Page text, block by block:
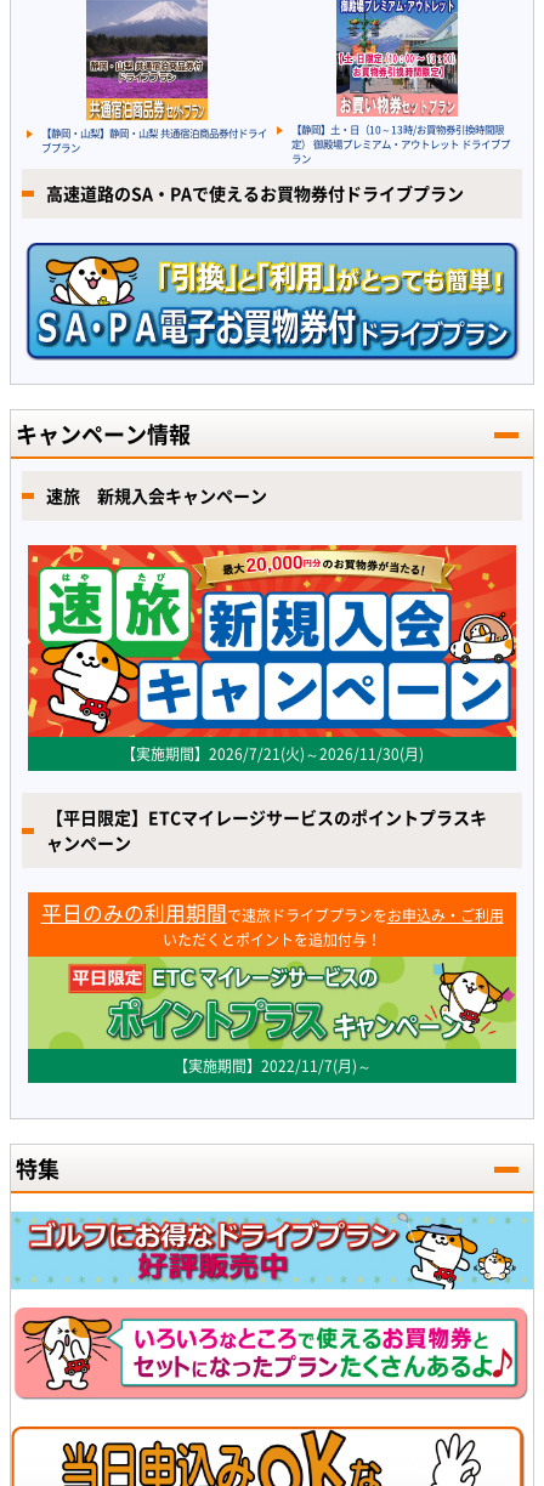
【静岡・山梨】静岡・山梨 共通宿泊商品券付ドライ
ブプラン
【静岡】土・日（10～13時/お買物券引換時間限
定） 御殿場プレミアム・アウトレット ドライブプ
ラン
高速道路のSA・PAで使えるお買物券付ドライブプラン
キャンペーン情報
速旅 新規入会キャンペーン
【実施期間】2026/7/21(火)～2026/11/30(月)
【平日限定】ETCマイレージサービスのポイントプラスキ
ャンペーン
平日のみの利用期間で速旅ドライブプランをお申込み・ご利用
いただくとポイントを追加付与！
【実施期間】2022/11/7(月)～
特集